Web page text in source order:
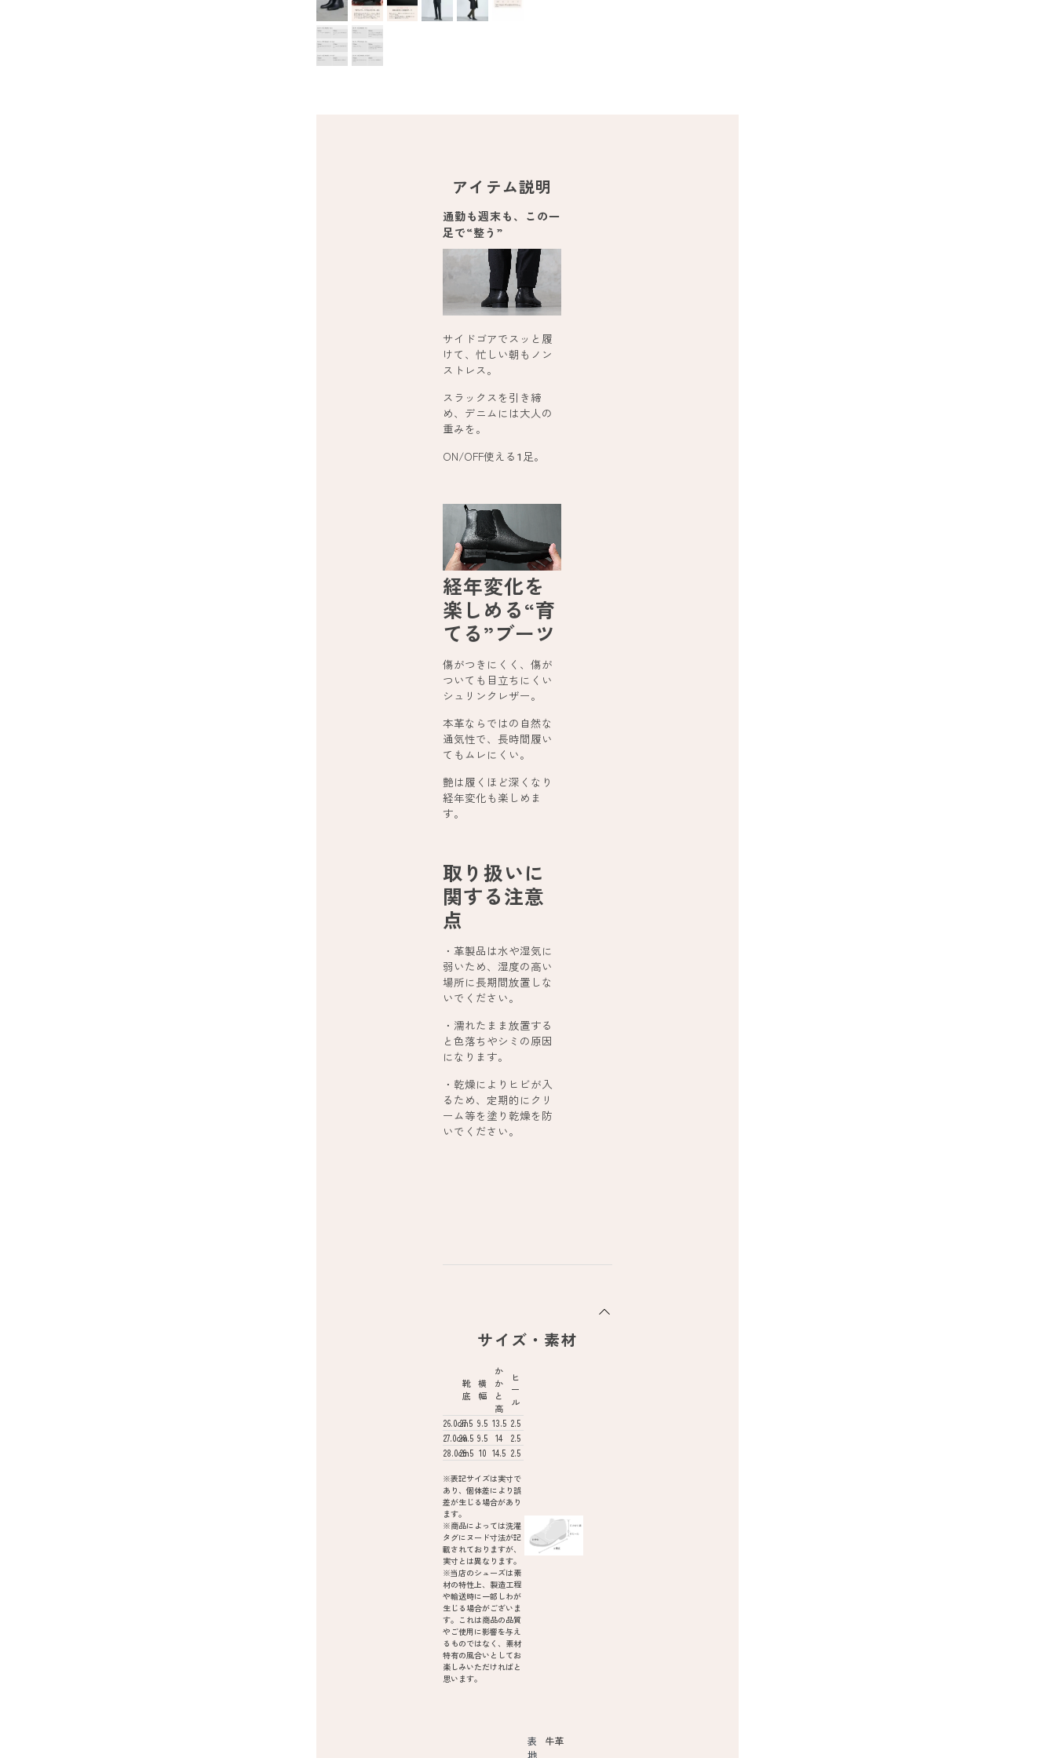
アイテム説明
通勤も週末も、この一
足で“整う”
サイドゴアでスッと履
けて、忙しい朝もノン
ストレス。
スラックスを引き締
め、デニムには大人の
重みを。
ON/OFF使える 1 足。
経年変化を
楽しめる“育
てる”ブーツ
傷がつきにくく、傷が
ついても目立ちにくい
シュリンクレザー。
本革ならではの自然な
通気性で、長時間履い
てもムレにくい。
艶は履くほど深くなり
経年変化も楽しめま
す。
取り扱いに
関する注意
点
・革製品は水や湿気に
弱いため、湿度の高い
場所に長期間放置しな
いでください。
・濡れたまま放置する
と色落ちやシミの原因
になります。
・乾燥によりヒビが入
るため、定期的にクリ
ーム等を塗り乾燥を防
いでください。
サイズ・素材
靴
底
横
幅
か
か
と
高
ヒ
ー
ル
26.0cm
27.5 9.5 13.5 2.5
27.0cm
28.5 9.5 14
2.5
28.0cm
29.5 10 14.5 2.5
※表記サイズは実寸で
あり、個体差により誤
差が生じる場合があり
ます。
※商品によっては洗濯
タグにヌード寸法が記
載されておりますが、
実寸とは異なります。
※当店のシューズは素
材の特性上、製造工程
や輸送時に一部しわが
生じる場合がございま
す。これは商品の品質
やご使用に影響を与え
るものではなく、素材
特有の風合いとしてお
楽しみいただければと
思います。
表
地
牛革